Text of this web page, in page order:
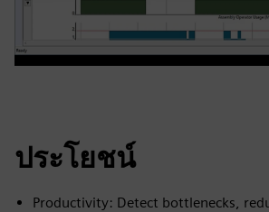
ประโยชน์
Productivity: Detect bottlenecks,